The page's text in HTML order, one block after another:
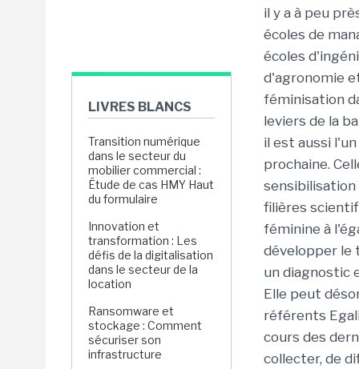
LIVRES BLANCS
Transition numérique
dans le secteur du
mobilier commercial :
Étude de cas HMY Haut
du formulaire
Innovation et
transformation : Les
défis de la digitalisation
dans le secteur de la
location
Ransomware et
stockage : Comment
sécuriser son
infrastructure
il y a à peu
écoles de
écoles
d'agronomie
féminisation
leviers de la
il est aussi
prochaine.
sensibilisation
filières
féminine à
développer le
un diagnostic
Elle peut
référents
cours des
collecter, de